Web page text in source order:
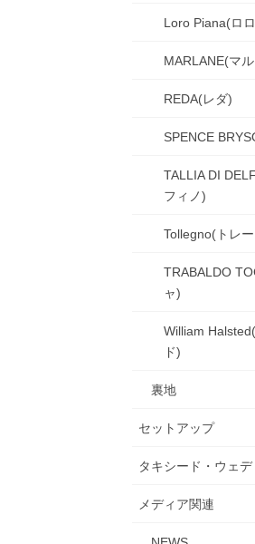
Loro Piana(ロ
MARLANE(マ
REDA(レダ)
SPENCE
TALLIA DI
フィノ)
Tollegno(トレ
TRABALDO
ャ)
William
ド)
裏地
セットアップ
タキシード・ウェ
メディア関連